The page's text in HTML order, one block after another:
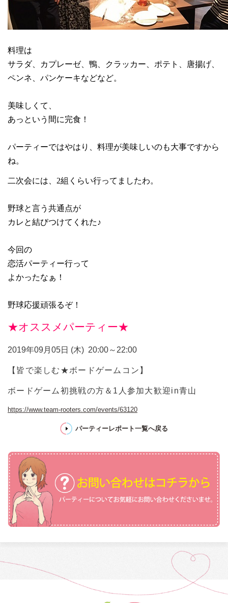
料理は
サラダ、カプレーゼ、鴨、クラッカー、ポテト、唐揚げ、
ペンネ、パンケーキなどなど。
美味しくて、
あっという間に完食！
パーティーではやはり、料理が美味しいのも大事ですから
ね。
二次会には、 2組くらい行ってましたわ。
野球と言う共通点が
カレと結びつけてくれた♪
今回の
恋活パーティー行って
よかったなぁ！
野球応援頑張るぞ！
★オススメパーティー★
2019年09月05日 (木) 20:00～22:00
【皆で楽しむ★ボードゲームコン】
ボードゲーム初挑戦の方＆1人参加大歓迎in青山
https://www.team-rooters.com/events/63120
パーティーレポート一覧へ戻る